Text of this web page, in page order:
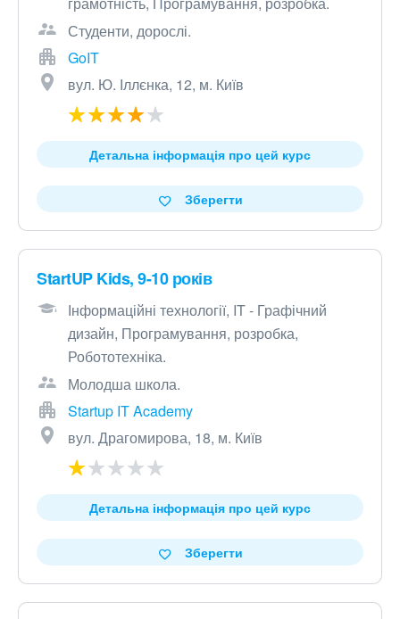
Студенти, дорослі.
GoIT
вул. Ю. Іллєнка, 12, м. Київ
Детальна інформація про цей курс
Зберегти
StartUP Kids, 9-10 років
Інформаційні технології, IT - Графічний
дизайн, Програмування, розробка,
Робототехніка.
Молодша школа.
Startup IT Academy
вул. Драгомирова, 18, м. Київ
Детальна інформація про цей курс
Зберегти